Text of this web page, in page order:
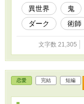
異世界 鬼
ダーク
術師
文字数 21,305
恋愛 完結 短編